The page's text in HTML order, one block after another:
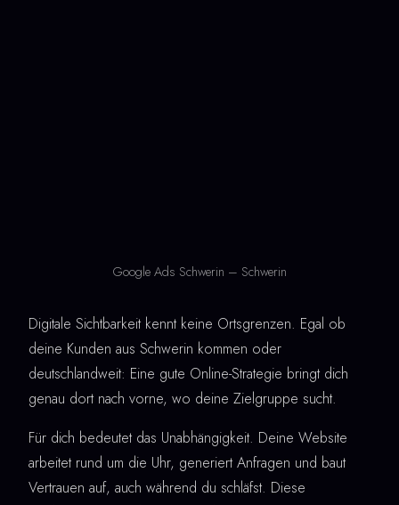
Google Ads Schwerin – Schwerin
Digitale Sichtbarkeit kennt keine Ortsgrenzen. Egal ob
deine Kunden aus Schwerin kommen oder
deutschlandweit: Eine gute Online-Strategie bringt dich
genau dort nach vorne, wo deine Zielgruppe sucht.
Für dich bedeutet das Unabhängigkeit. Deine Website
arbeitet rund um die Uhr, generiert Anfragen und baut
Vertrauen auf, auch während du schläfst. Diese